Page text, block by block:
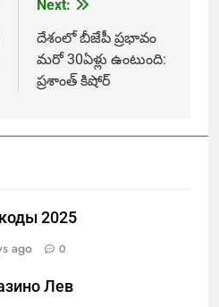
Next:
దేశంలో బీజేపీ ప్రభావం
మరో 30ఏళ్లు ఉంటుంది:
ప్రశాంత్ కిషోర్
2025
ago 0
Лев